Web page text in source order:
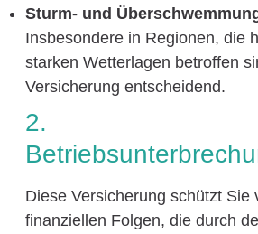
Sturm- und
Insbesondere in Regionen, die
starken Wetterlagen betroffen
Versicherung entscheidend.
2.
Diese Versicherung schützt Sie
finanziellen Folgen, die durch